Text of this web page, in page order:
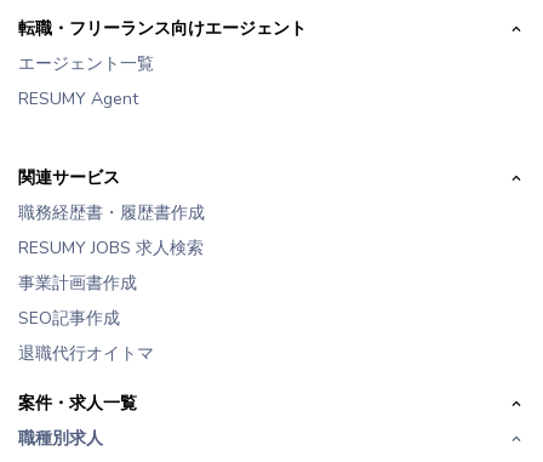
転職・フリーランス向けエージェント
エージェント一覧
RESUMY Agent
関連サービス
職務経歴書・履歴書作成
RESUMY JOBS 求人検索
事業計画書作成
SEO記事作成
退職代行オイトマ
案件・求人一覧
職種別求人